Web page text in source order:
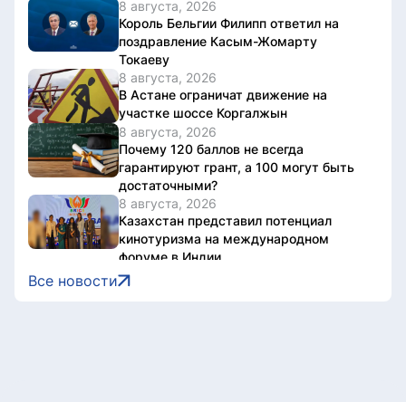
8 августа, 2026
Король Бельгии Филипп ответил на
поздравление Касым-Жомарту
Токаеву
8 августа, 2026
В Астане ограничат движение на
участке шоссе Коргалжын
8 августа, 2026
Почему 120 баллов не всегда
гарантируют грант, а 100 могут быть
достаточными?
8 августа, 2026
Казахстан представил потенциал
кинотуризма на международном
форуме в Индии
8 августа, 2026
Жители Астаны получат возможность
Все новости